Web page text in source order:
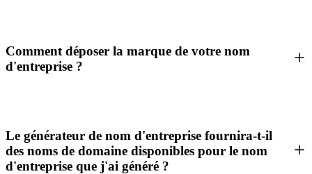
Comment déposer la marque de votre nom
d'entreprise ?
Le générateur de nom d'entreprise fournira-t-il
des noms de domaine disponibles pour le nom
d'entreprise que j'ai généré ?